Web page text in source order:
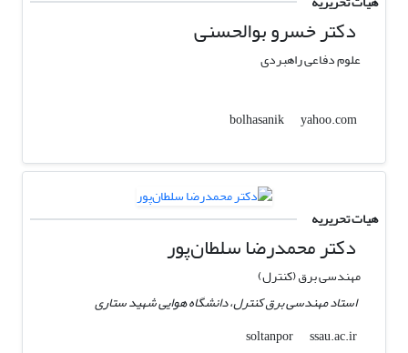
دکتر خسرو بوالحسنی
علوم دفاعی راهبردی
bolhasanik
yahoo.com
هیات تحریریه
دکتر محمدرضا سلطان‌پور
مهندسی برق (کنترل)
استاد مهندسی برق کنترل، دانشگاه هوایی شهید ستاری
soltanpor
ssau.ac.ir